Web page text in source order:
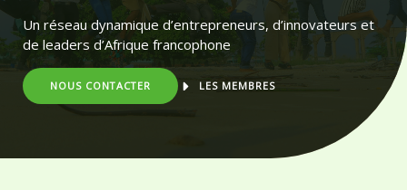
Un réseau dynamique d’entrepreneurs, d’innovateurs et
de leaders d’Afrique francophone
NOUS CONTACTER LES MEMBRES